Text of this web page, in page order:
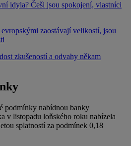
idyla? Češi jsou spokojení, vlastníci
zaostávají velikostí, jsou
zkušeností a odvahy někam
podmínky nabídnou banky
v listopadu loňského roku nabízela
splatností za podmínek 0,18